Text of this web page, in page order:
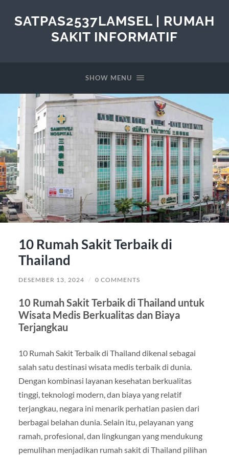
SATPAS2537LAMSEL | RUMAH
SAKIT INFORMATIF
SHOW MENU
10 Rumah Sakit Terbaik di
Thailand
DESEMBER 13, 2024 / 0 COMMENTS
10 Rumah Sakit Terbaik di Thailand untuk
Wisata Medis Berkualitas dan Biaya
Terjangkau
10 Rumah Sakit Terbaik di Thailand dikenal sebagai
salah satu destinasi wisata medis terbaik di dunia.
Dengan kombinasi layanan kesehatan berkualitas
tinggi, teknologi modern, dan biaya yang relatif
terjangkau, negara ini menarik perhatian pasien dari
berbagai belahan dunia. Selain itu, pelayanan yang
ramah, profesional, dan lingkungan yang mendukung
pemulihan menjadikan rumah sakit di Thailand pilihan